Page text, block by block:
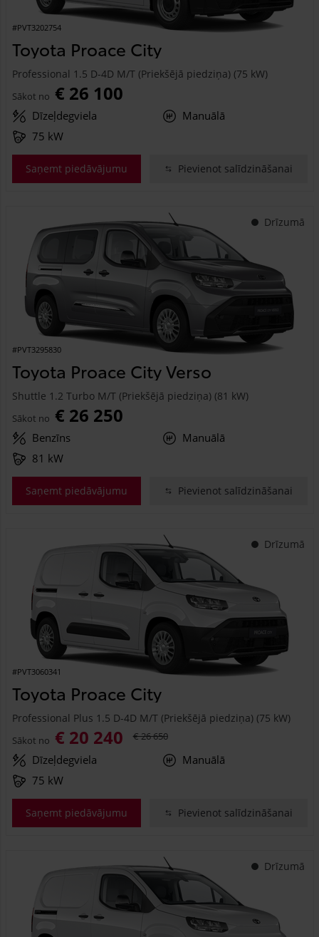
#PVT3202754
Toyota Proace City
Professional 1.5 D-4D M/T (Priekšējā piedziņa) (75 kW)
Sākot no € 26 100
Dīzeļdegviela
Manuālā
75 kW
Saņemt piedāvājumu Pievienot salīdzināšanai
Drīzumā
#PVT3295830
Toyota Proace City Verso
Shuttle 1.2 Turbo M/T (Priekšējā piedziņa) (81 kW)
Sākot no € 26 250
Benzīns
Manuālā
81 kW
Saņemt piedāvājumu Pievienot salīdzināšanai
Drīzumā
#PVT3060341
Toyota Proace City
Professional Plus 1.5 D-4D M/T (Priekšējā piedziņa) (75 kW)
Sākot no € 20 240 € 26 650
Dīzeļdegviela
Manuālā
75 kW
Saņemt piedāvājumu Pievienot salīdzināšanai
Drīzumā